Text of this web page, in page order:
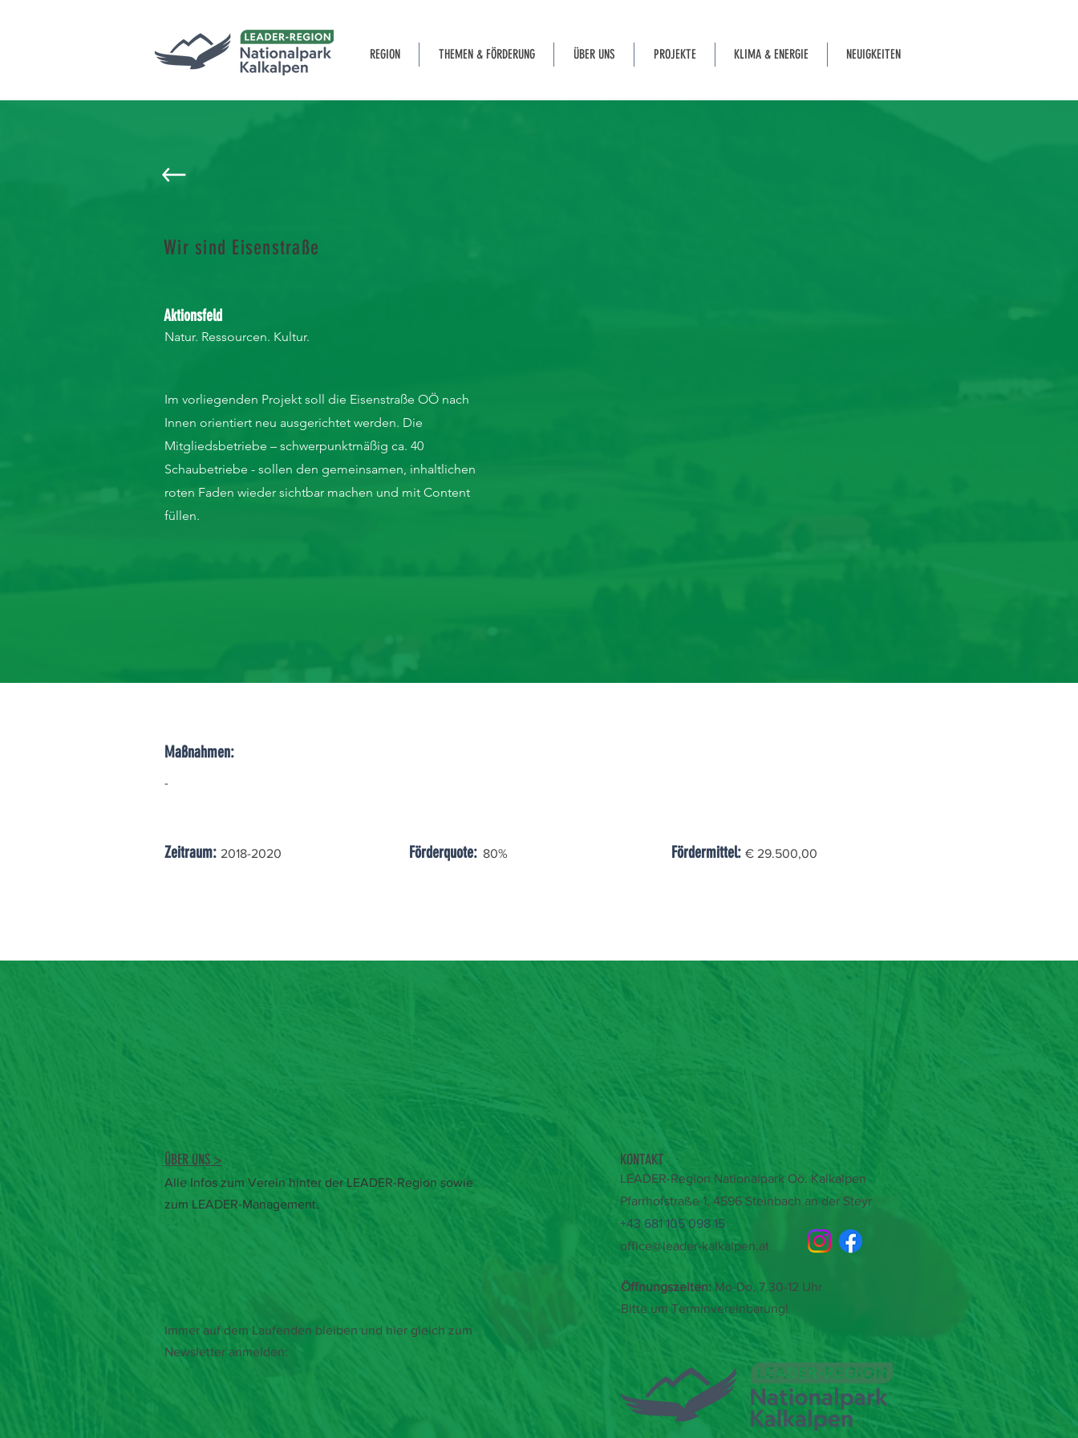
REGION THEMEN & FÖRDERUNG ÜBER UNS PROJEKTE KLIMA & ENERGIE NEUIGKEITEN
Wir sind Eisenstraße
Aktionsfeld
Natur. Ressourcen. Kultur.
Im vorliegenden Projekt soll die Eisenstraße OÖ nach
Innen orientiert neu ausgerichtet werden. Die
Mitgliedsbetriebe – schwerpunktmäßig ca. 40
Schaubetriebe - sollen den gemeinsamen, inhaltlichen
roten Faden wieder sichtbar machen und mit Content
füllen.
Maßnahmen:
-
Zeitraum: 2018-2020 Förderquote: 80% Fördermittel: € 29.500,00
ÜBER UNS >
Alle Infos zum Verein hinter der LEADER-Region sowie
zum LEADER-Management.
LEADER-Region Nationalpark Oö. Kalkalpen
Pfarrhofstraße 1, 4596 Steinbach an der Steyr
+43 681 105 098 15
office@leader-kalkalpen.at
KONTAKT
Öffnungszeiten: Mo-Do, 7.30-12 Uhr
Bitte um Terminvereinbarung!
Immer auf dem Laufenden bleiben und hier gleich zum
Newsletter anmelden: